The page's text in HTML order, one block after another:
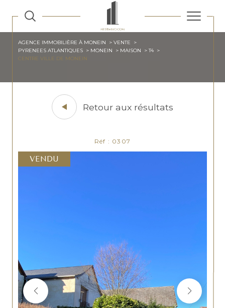
AGENCE IMMOBILIÈRE À MONEIN
VENTE
PYRENEES ATLANTIQUES
MONEIN MAISON
T4
CENTRE VILLE DE MONEIN
Retour aux résultats
Réf : 0307
VENDU